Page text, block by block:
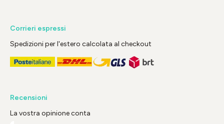
Corrieri espressi
Spedizioni per l'estero calcolata al checkout
Recensioni
La vostra opinione conta